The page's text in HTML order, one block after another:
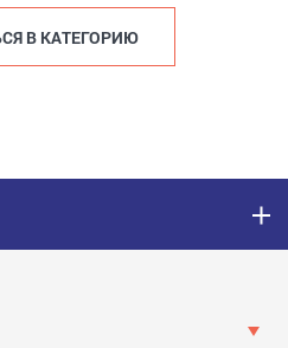
В КАТЕГОРИЮ